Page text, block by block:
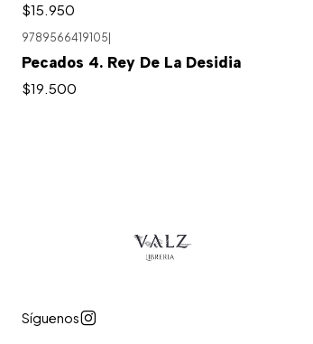
$15.950
9789566419105
Pecados 4. Rey De La Desidia
$19.500
Síguenos